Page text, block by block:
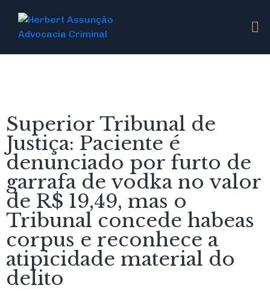
Superior Tribunal de
Justiça: Paciente é
denunciado por furto de
garrafa de vodka no valor
de R$ 19,49, mas o
Tribunal concede habeas
corpus e reconhece a
atipicidade material do
delito